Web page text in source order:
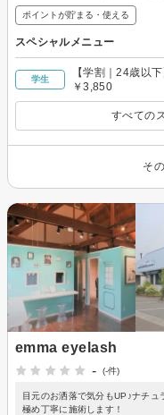
ポイントが貯まる・使える
スペシャルメニュー
学生
【学割｜24歳以
￥3,850
すべての
そ
emma eyelash
-
(-件)
目元のお洒落で気分もUP♪ナチュ
極め丁寧に施術します！